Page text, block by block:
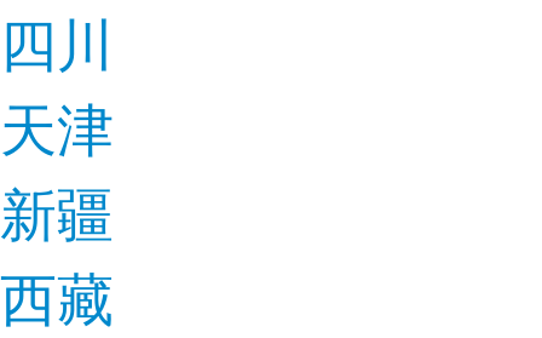
四川
天津
新疆
西藏